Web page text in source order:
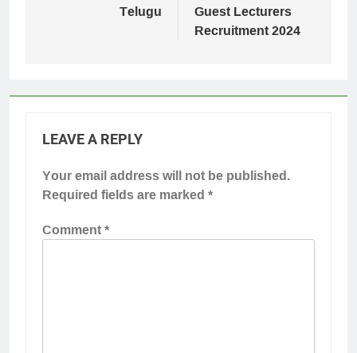
Telugu
Guest Lecturers
Recruitment 2024
LEAVE A REPLY
Your email address will not be published.
Required fields are marked*
Comment*